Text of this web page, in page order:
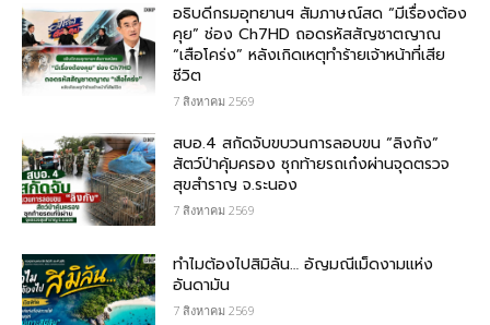
อธิบดีกรมอุทยานฯ สัมภาษณ์สด “มีเรื่องต้อง
คุย” ช่อง Ch7HD ถอดรหัสสัญชาตญาณ
“เสือโคร่ง” หลังเกิดเหตุทำร้ายเจ้าหน้าที่เสีย
ชีวิต
7 สิงหาคม 2569
สบอ.4 สกัดจับขบวนการลอบขน “ลิงกัง”
สัตว์ป่าคุ้มครอง ซุกท้ายรถเก๋งผ่านจุดตรวจ
สุขสำราญ จ.ระนอง
7 สิงหาคม 2569
ทำไมต้องไปสิมิลัน… อัญมณีเม็ดงามแห่ง
อันดามัน
7 สิงหาคม 2569